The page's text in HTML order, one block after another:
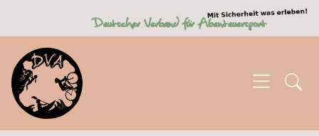
SKIP TO MAIN CONTENT